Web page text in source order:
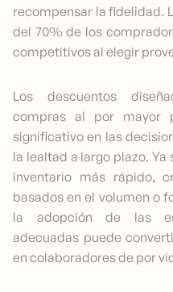
recompensar la fidelidad.
del 70% de los
competitivos al elegir
Los descuentos
compras al por mayor
significativo en las
la lealtad a largo plazo.
inventario más rápido,
basados en el volumen o
la adopción de las
adecuadas puede
en colaboradores de por